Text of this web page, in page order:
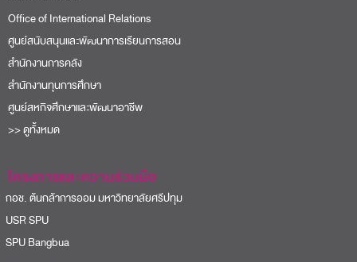
Office of International Relations
ศูนย์สนับสนุนและพัฒนาการเรียนการสอน
สำนักงานการคลัง
สำนักงานทุนการศึกษา
ศูนย์สหกิจศึกษาและพัฒนาอาชีพ
>> ดูทั้งหมด
โครงการและความร่วมมือ
ช. ต้นกล้าการออม มหาวิทยาลัยศรีปทุม
SPU
Bangbua